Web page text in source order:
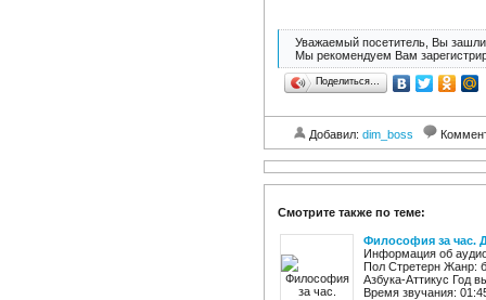
Уважаемый посетитель, Вы зашли
Мы рекомендуем Вам
Поделиться…
Добавил: dim_boss
Смотрите также по теме:
Философия за час.
Информация об
Пол Стретерн Жанр:
Азбука-Аттикус Год
Время звучания: